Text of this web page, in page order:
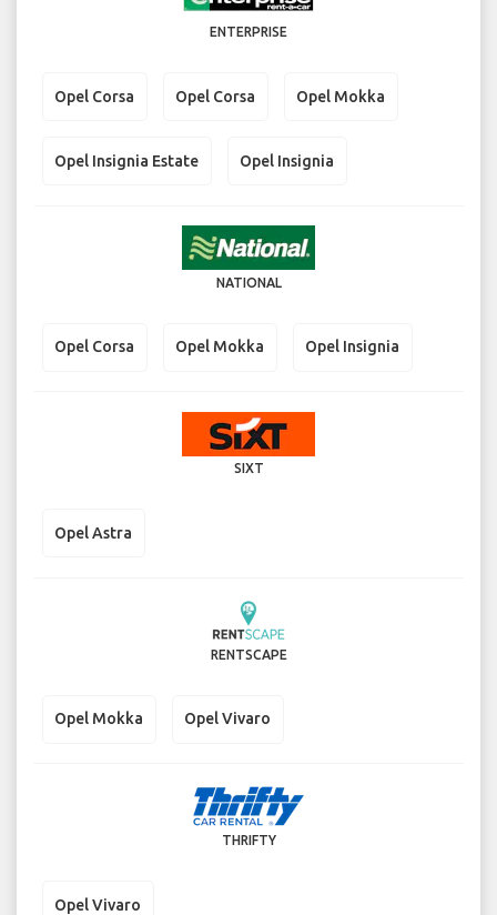
ENTERPRISE
Opel Corsa Opel Corsa Opel Mokka
Opel Insignia Estate Opel Insignia
NATIONAL
Opel Corsa Opel Mokka Opel Insignia
SIXT
Opel Astra
RENTSCAPE
Opel Mokka Opel Vivaro
THRIFTY
Opel Vivaro